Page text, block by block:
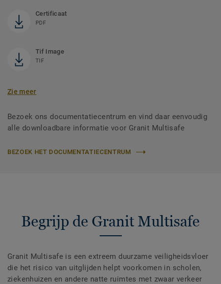
Certificaat
PDF
Tif Image
TIF
Zie meer
Bezoek ons documentatiecentrum en vind daar eenvoudig
alle downloadbare informatie voor Granit Multisafe
BEZOEK HET DOCUMENTATIECENTRUM
Begrijp de Granit Multisafe
Granit Multisafe is een extreem duurzame veiligheidsvloer
die het risico van uitglijden helpt voorkomen in scholen,
ziekenhuizen en andere natte ruimtes met zwaar verkeer